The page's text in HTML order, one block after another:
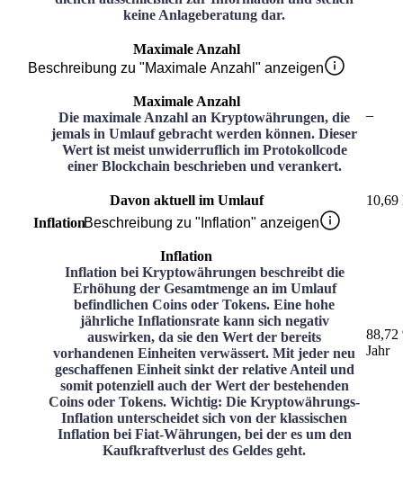
keine Anlageberatung dar.
Maximale Anzahl
Beschreibung zu "Maximale Anzahl" anzeigen
Maximale Anzahl
Die maximale Anzahl an Kryptowährungen, die
jemals in Umlauf gebracht werden können. Dieser
Wert ist meist unwiderruflich im Protokollcode
einer Blockchain beschrieben und verankert.
–
Davon aktuell im Umlauf
10,69
InflationBeschreibung zu "Inflation" anzeigen
Inflation
Inflation bei Kryptowährungen beschreibt die
Erhöhung der Gesamtmenge an im Umlauf
befindlichen Coins oder Tokens. Eine hohe
jährliche Inflationsrate kann sich negativ
auswirken, da sie den Wert der bereits
vorhandenen Einheiten verwässert. Mit jeder neu
geschaffenen Einheit sinkt der relative Anteil und
somit potenziell auch der Wert der bestehenden
Coins oder Tokens. Wichtig: Die Kryptowährungs-
Inflation unterscheidet sich von der klassischen
Inflation bei Fiat-Währungen, bei der es um den
Kaufkraftverlust des Geldes geht.
88,72
Jahr